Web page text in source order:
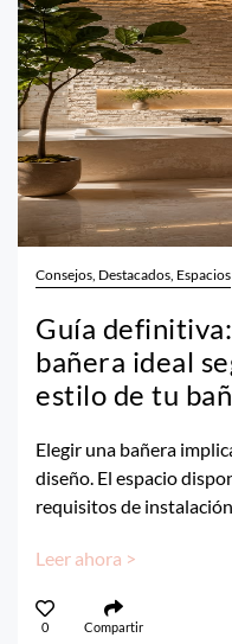
Consejos, Destacados, Espacios
Guía
bañera ideal
estilo de tu
Elegir una bañera
diseño. El espacio
requisitos de instalación...
Leer ahora >
0 Compartir